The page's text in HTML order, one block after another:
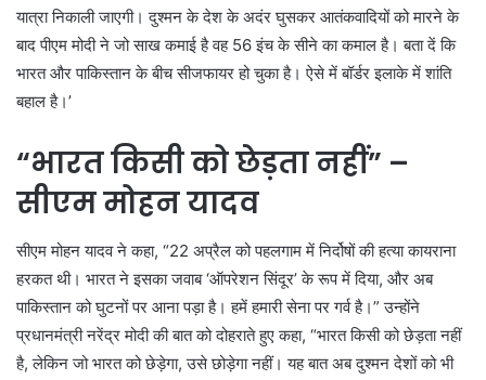
यात्रा निकाली जाएगी। दुश्मन के देश के अदंर घुसकर आतंकवादियों को मारने के
बाद पीएम मोदी ने जो साख कमाई है वह 56 इंच के सीने का कमाल है। बता दें कि
भारत और पाकिस्तान के बीच सीजफायर हो चुका है। ऐसे में बॉर्डर इलाके में शांति
बहाल है।’
“भारत किसी को छेड़ता नहीं” –
सीएम मोहन यादव
सीएम मोहन यादव ने कहा, “22 अप्रैल को पहलगाम में निर्दोषों की हत्या कायराना
हरकत थी। भारत ने इसका जवाब ‘ऑपरेशन सिंदूर’ के रूप में दिया, और अब
पाकिस्तान को घुटनों पर आना पड़ा है। हमें हमारी सेना पर गर्व है।” उन्होंने
प्रधानमंत्री नरेंद्र मोदी की बात को दोहराते हुए कहा, “भारत किसी को छेड़ता नहीं
है, लेकिन जो भारत को छेड़ेगा, उसे छोड़ेगा नहीं। यह बात अब दुश्मन देशों को भी